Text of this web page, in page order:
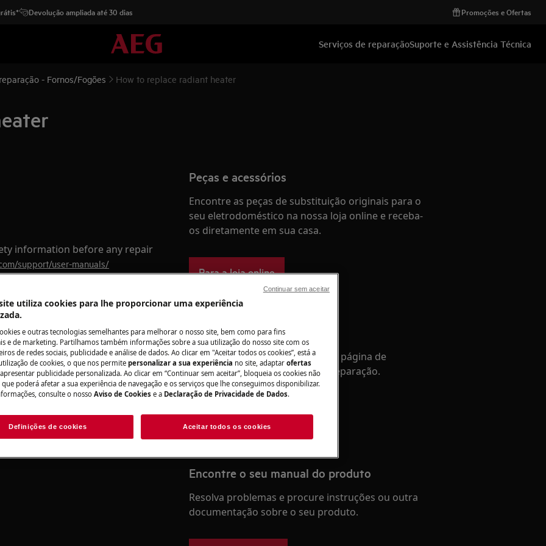
Devolução ampliada até 30 dias Promoções e Ofertas
Serviços de reparaçãoSuporte e Assistência Técnica
- Fornos/Fogões How to replace radiant heater
information before any repair
support/user-manuals/
the appliance and
Peças e acessórios
Encontre as peças de substituição originais para o
seu eletrodoméstico na nossa loja online e receba-
os diretamente em sua casa.
Para a loja online
Precisa de assistência
Não se preocupe. Aceda à nossa página de
assistência técnica e reserve a reparação.
Marcar serviço
Encontre o seu manual do produto
Resolva problemas e procure instruções ou outra
documentação sobre o seu produto.
utiliza cookies para lhe proporcionar uma experiência
e outras tecnologias semelhantes para melhorar o nosso site, bem como para fins
e de marketing. Partilhamos também informações sobre a sua utilização do nosso site com os
de redes sociais, publicidade e análise de dados. Ao clicar em "Aceitar todos os cookies”, está a
de cookies, o que nos permite personalizar a sua experiência no site, adaptar ofertas
publicidade personalizada. Ao clicar em “Continuar sem aceitar”, bloqueia os cookies não
que poderá afetar a sua experiência de navegação e os serviços que lhe conseguimos disponibilizar.
consulte o nosso Aviso de Cookies e a Declaração de Privacidade de Dados.
Definições de cookies Aceitar todos os cookies
Continuar sem aceitar